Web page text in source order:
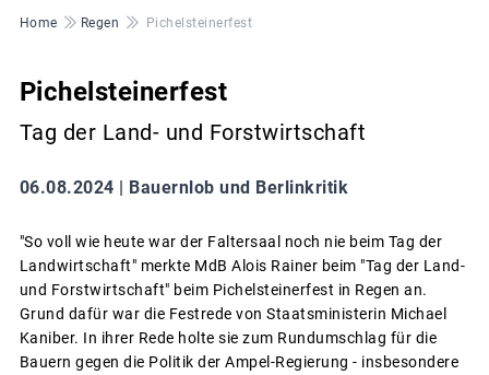
Pfadnavigation
Home Regen Pichelsteinerfest
Pichelsteinerfest
Tag der Land- und Forstwirtschaft
06.08.2024 | Bauernlob und Berlinkritik
"So voll wie heute war der Faltersaal noch nie beim Tag der
Landwirtschaft" merkte MdB Alois Rainer beim "Tag der Land-
und Forstwirtschaft" beim Pichelsteinerfest in Regen an.
Grund dafür war die Festrede von Staatsministerin Michael
Kaniber. In ihrer Rede holte sie zum Rundumschlag für die
Bauern gegen die Politik der Ampel-Regierung - insbesondere